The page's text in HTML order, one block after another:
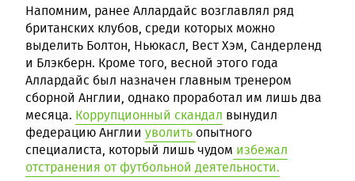
Напомним, ранее Аллардайс возглавлял ряд
британских клубов, среди которых можно
выделить Болтон, Ньюкасл, Вест Хэм, Сандерленд
и Блэкберн. Кроме того, весной этого года
Аллардайс был назначен главным тренером
сборной Англии, однако проработал им лишь два
месяца. Коррупционный скандал вынудил
федерацию Англии уволить опытного
специалиста, который лишь чудом избежал
отстранения от футбольной деятельности.